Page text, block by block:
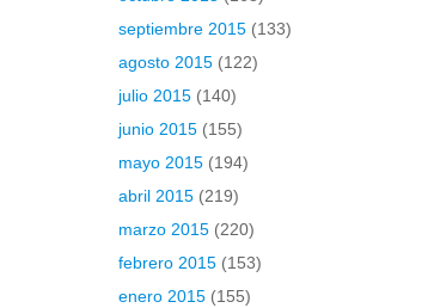
septiembre 2015 (133)
agosto 2015 (122)
julio 2015 (140)
junio 2015 (155)
mayo 2015 (194)
abril 2015 (219)
marzo 2015 (220)
febrero 2015 (153)
enero 2015 (155)